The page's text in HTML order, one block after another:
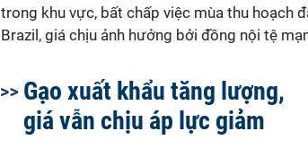
trong khu vực, bất chấp việc mùa thu hoạch
Brazil, giá chịu ảnh hưởng bởi đồng nội tệ
Gạo xuất khẩu tăng lượng,
giá vẫn chịu áp lực giảm